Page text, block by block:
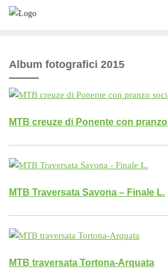
Skip
Album fotografici 2015
MTB creuze di Ponente con
MTB Traversata Savona – Finale L.
MTB traversata Tortona-Arquata